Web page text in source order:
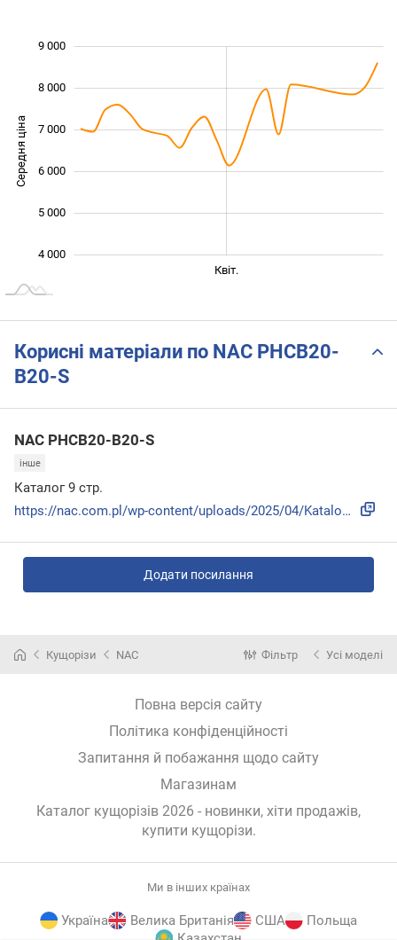
Середня ціна
4 000
5 000
6 000
7 000
8 000
9 000
Квіт.
Корисні матеріали по NAC PHCB20-
B20-S
NAC PHCB20-B20-S
інше
Каталог 9 стр.
https://nac.com.pl/wp-content/uploads/2025/04/Katalog-NAC-2...
Додати посилання
Кущорізи NAC Фільтр Усі моделі
Повна версія сайту
Політика конфіденційності
Запитання й побажання щодо сайту
Магазинам
Каталог кущорізів 2026 - новинки, хіти продажів,
купити кущорізи.
Ми в інших країнах
Україна Велика Британія США
Польща